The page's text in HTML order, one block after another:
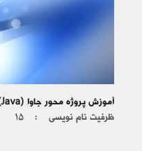
آموزش پروژه محور جاوا (Java) – طراحی و ساخت شبکه اجتماعی
ظرفیت نام نویسی : ۱۵